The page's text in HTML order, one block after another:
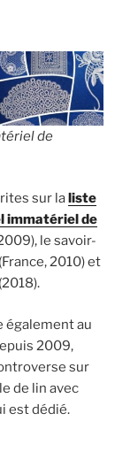
de
sur la liste
immatériel de
le savoir-
(France, 2010) et
(2018).
également au
2009,
sur
de lin avec
est dédié.